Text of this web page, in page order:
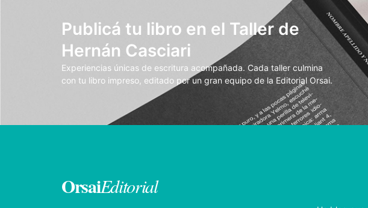
Publicá tu libro en el Taller de
Hernán Casciari
Experiencias únicas de escritura acompañada. Cada taller culmina
con tu libro impreso, editado por un gran equipo de la Editorial Orsai.
OrsaiEditorial